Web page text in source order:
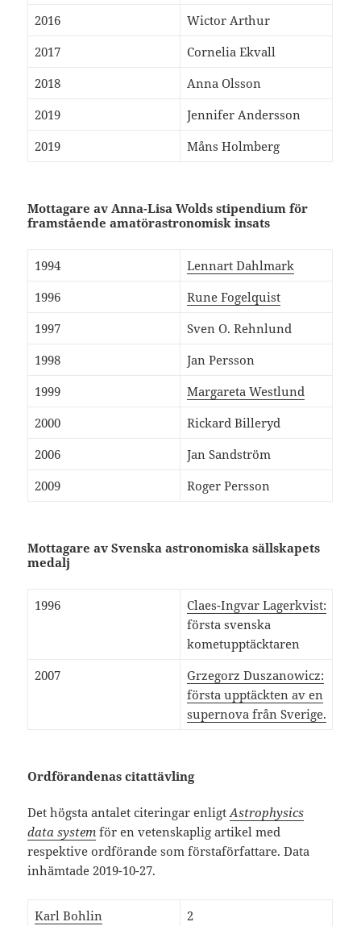
2016
Wictor Arthur
2017
Cornelia Ekvall
2018
Anna Olsson
2019
Jennifer Andersson
2019
Måns Holmberg
Mottagare av Anna-Lisa Wolds stipendium för
framstående amatörastronomisk insats
1994
Lennart Dahlmark
1996
Rune Fogelquist
1997
Sven O. Rehnlund
1998
Jan Persson
1999
Margareta Westlund
2000
Rickard Billeryd
2006
Jan Sandström
2009
Roger Persson
Mottagare av Svenska astronomiska sällskapets
medalj
1996
Claes-Ingvar Lagerkvist:
första svenska
kometupptäcktaren
2007
Grzegorz Duszanowicz:
första upptäckten av en
supernova från Sverige.
Ordförandenas citattävling
Det högsta antalet citeringar enligtAstrophysics
data system för en vetenskaplig artikel med
respektive ordförande som förstaförfattare. Data
inhämtade 2019-10-27.
Karl Bohlin 2